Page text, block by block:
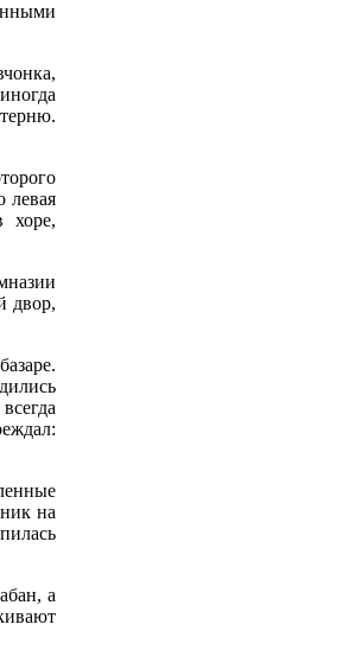
левая
хоре,
двор,
на
а